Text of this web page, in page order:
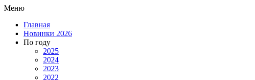
Меню
Главная
Новинки 2026
По году
2025
2024
2023
2022